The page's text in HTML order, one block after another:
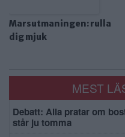
Marsutmaningen: rulla
dig mjuk
MEST
Debatt: Alla pratar om
står ju tomma